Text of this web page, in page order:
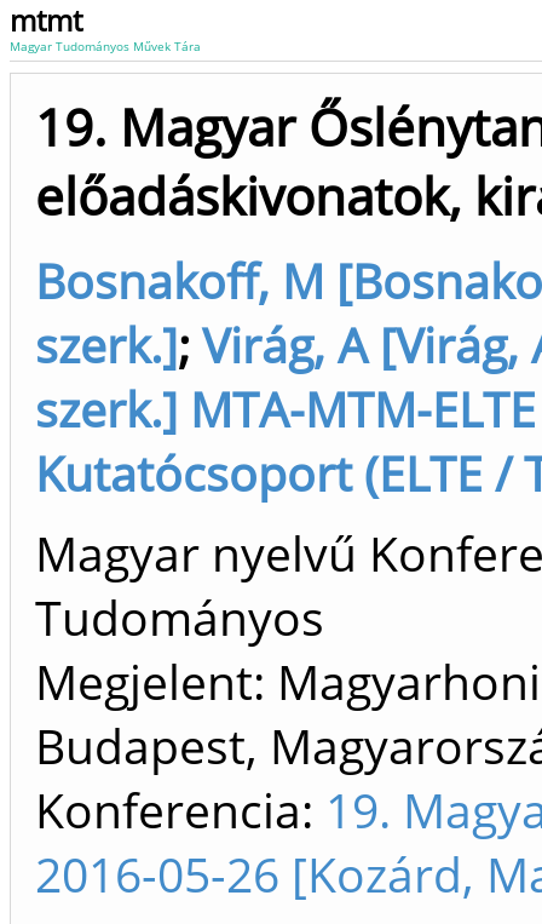
mtmt
Magyar Tudományos Művek Tára
19. Magyar
előadáskivonatok,
Bosnakoff, M
szerk.];Virág, A
szerk.] MTA-MTM-
Kutatócsoport (ELTE /
Magyar nyelvű
Tudományos
Megjelent:
Budapest,
Konferencia: 19.
2016-05-26 [Kozárd,